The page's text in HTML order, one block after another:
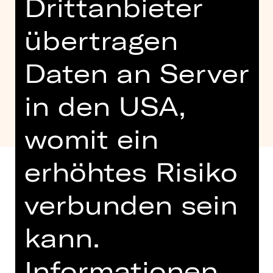
Gemeinsam mit dem DB Museum
begeben wir uns beim 4.
Drittanbieter
übertragen
Daten an Server
in den USA,
womit ein
erhöhtes Risiko
verbunden sein
kann.